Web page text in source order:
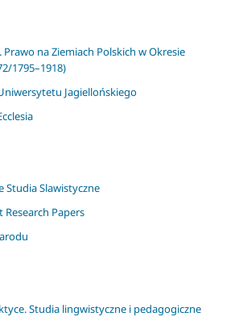
na Ziemiach Polskich w Okresie
1795–1918)
Jagiellońskiego
Studia Slawistyczne
Papers
Studia lingwistyczne i pedagogiczne